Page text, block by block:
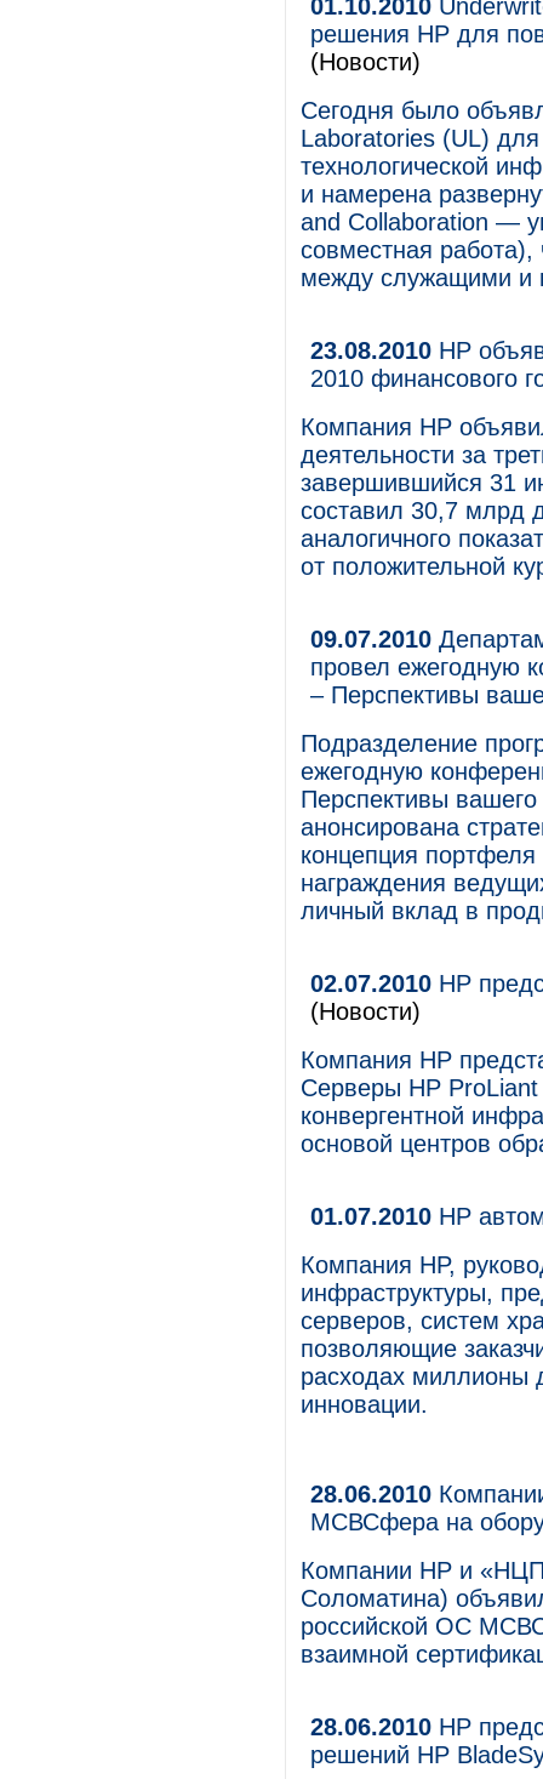
01.10.2010
решения HP для
(Новости)
Сегодня было
Laboratories (UL)
технологической
и намерена
and Collaboration —
совместная
между служащими и
23.08.2010 HP
2010 финансового
Компания HP
деятельности за
завершившийся 31
составил 30,7
аналогичного
от положительной
09.07.2010
провел ежегодную
– Перспективы
Подразделение
ежегодную
Перспективы
анонсирована
концепция
награждения
личный вклад в
02.07.2010 HP
(Новости)
Компания HP
Серверы HP
конвергентной
основой центров
01.07.2010 HP
Компания HP,
инфраструктуры,
серверов, систем
позволяющие
расходах миллионы
инновации.
28.06.2010
МСВСфера на
Компании HP и
Соломатина)
российской ОС
взаимной
28.06.2010 HP
решений HP